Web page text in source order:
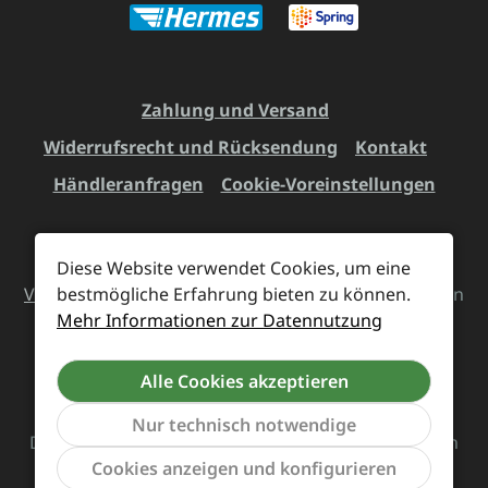
Zahlung und Versand
Widerrufsrecht und Rücksendung
Kontakt
Händleranfragen
Cookie-Voreinstellungen
Alle Preise inkl. gesetzl. Mehrwertsteuer zzgl.
Versandkostenund ggf. Nachnahmegebühren, wenn
nicht anders angegeben.
Vertrag widerrufen
Das Team von Supreme Chaos Records rockt diesen
Laden für euch.
Diese Website verwendet Cookies, um eine
bestmögliche Erfahrung bieten zu können.
Mehr Informationen zur Datennutzung
Alle Cookies akzeptieren
Nur technisch notwendige
Cookies anzeigen und konfigurieren